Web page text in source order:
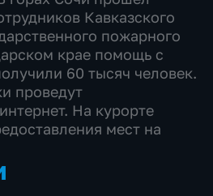
Кавказского
пожарного
крае помощь с
60 тысяч человек.
проведут
На курорте
мест на